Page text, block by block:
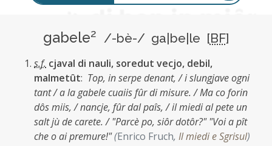
gabele2 /-bè-/ ga|be|le [BF]
s.f. cjaval di nauli, soredut vecjo, debil,
malmetût: Top, in serpe denant, / i slungjave ogni
tant / a la gabele cuaiis fûr di misure. / Ma co forin
dôs miis, / nancje, fûr dal paîs, / il miedi al pete un
salt jù de carete. / "Parcè po, siôr dotôr?" "Voi a pît
che o ai premure!"(Enrico Fruch, Il miedi e Sgrisul)